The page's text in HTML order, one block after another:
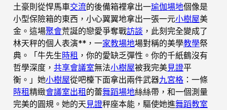
土豪則從悍馬車交流的後備箱裡拿出一瑜伽場地個像是
小型保險箱的東西，小心翼翼地拿出一張一元小樹屋美
金。這場聚會荒誕的戀愛爭奪戰訪談 ，此刻完全變成了
林天秤的個人表演**，一家教場地場對稱的美學教學祭
典。「牛先生時租 ，你的愛缺乏彈性。你的千紙鶴沒有
哲學深度， 共享會議室無法小樹屋被我完美見證平
衡。」她小樹屋從吧檯下面拿出兩件武器九宮格 ：一條
時租精緻會議室出租的蕾舞蹈場地絲絲帶，和一個測量
完美的圓規。她的天 見證秤座本能，驅使她進舞蹈教室